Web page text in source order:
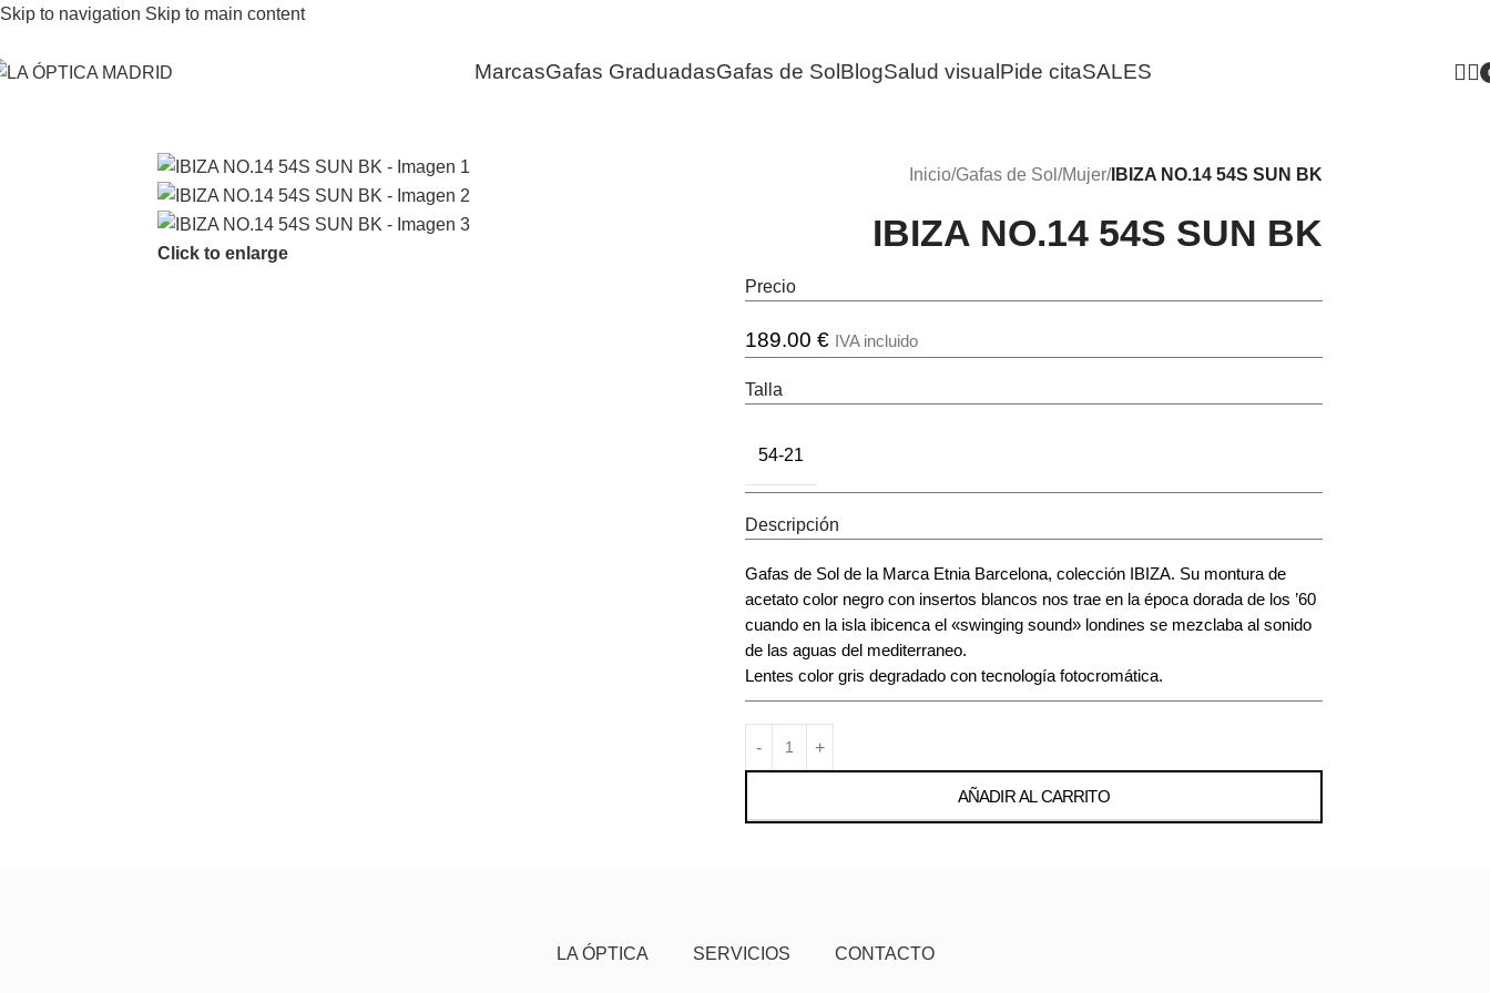
Skip to navigation Skip to main content
MarcasGafas GraduadasGafas de Sol BlogSalud visual Pide citaSALES
Click to enlarge
Inicio/Gafas de Sol /Mujer/IBIZA NO.14 54S SUN BK
IBIZA NO.14 54S SUN BK
Precio
189.00 € IVA incluido
Talla
54-21
Descripción
Gafas de Sol de la Marca Etnia Barcelona, colección IBIZA. Su montura de
acetato color negro con insertos blancos nos trae en la época dorada de los ’60
cuando en la isla ibicenca el «swinging sound» londines se mezclaba al sonido
de las aguas del mediterraneo.
Lentes color gris degradado con tecnología fotocromática.
AÑADIR AL CARRITO
LA ÓPTICA SERVICIOS CONTACTO